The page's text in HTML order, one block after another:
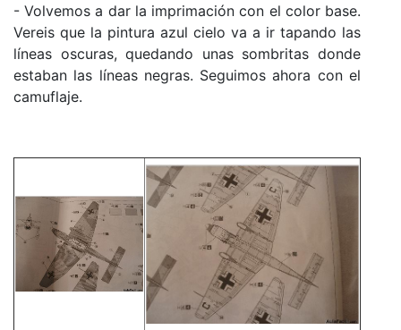
- Volvemos a dar la imprimación con el color base.
Vereis que la pintura azul cielo va a ir tapando las
líneas oscuras, quedando unas sombritas donde
estaban las líneas negras. Seguimos ahora con el
camuflaje.